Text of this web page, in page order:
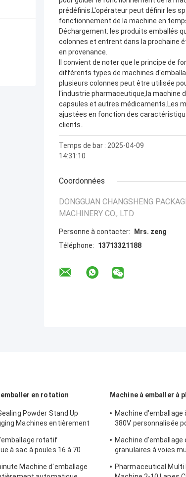
prédéfinis.L'opérateur peut définir les
fonctionnement de la machine en
Déchargement: les produits emballés
colonnes et entrent dans la prochaine
en provenance.
Il convient de noter que le principe de
différents types de machines
plusieurs colonnes peut être utilisée
l'industrie pharmaceutique,la machine
capsules et autres médicaments.Les
ajustées en fonction des
clients..
Temps de bar : 2025-04-09
14:31:10
Coordonnées
DONGGUAN CHANGSHENG
MACHINERY CO., LTD
Personne à contacter:
Mrs. zeng
Téléphone:
13713321188
emballer en rotation
Powder Stand Up
Machines entièrement
rotatif
à sac à poules 16 à 70
Machine d'emballage
Machine à emballer à
Machine d'emballage
380V personnalisée
Machine d'emballage
granulaires à voies
Pharmaceutical Multi